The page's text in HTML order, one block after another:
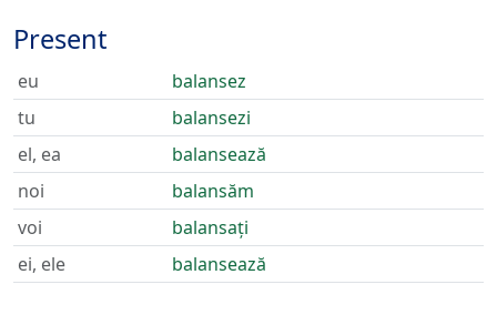
Present
eu
balansez
tu
balansezi
el, ea
balansează
noi
balansăm
voi
balansați
ei, ele
balansează